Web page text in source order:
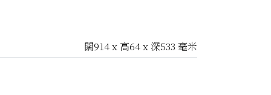
闊914 x 高64 x 深533 毫米